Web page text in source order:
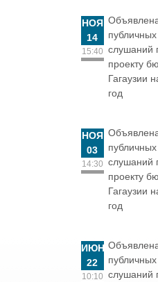
НОЯ
14
15:40
публичных
слушаний
проекту
Гагаузии
год
НОЯ
03
14:30
публичных
слушаний
проекту
Гагаузии
год
ИЮН
22
10:10
публичных
слушаний